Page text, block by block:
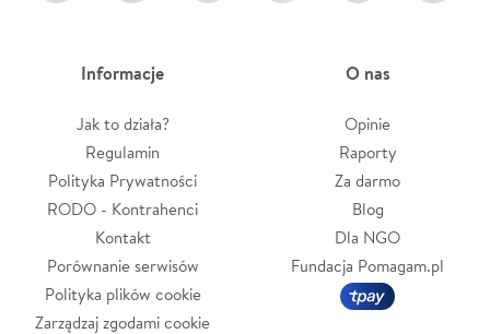
Informacje
Jak to działa?
Regulamin
Polityka Prywatności
RODO - Kontrahenci
Kontakt
Porównanie serwisów
Polityka plików cookie
Zarządzaj zgodami cookie
O nas
Opinie
Raporty
Za darmo
Blog
Dla NGO
Fundacja Pomagam.pl